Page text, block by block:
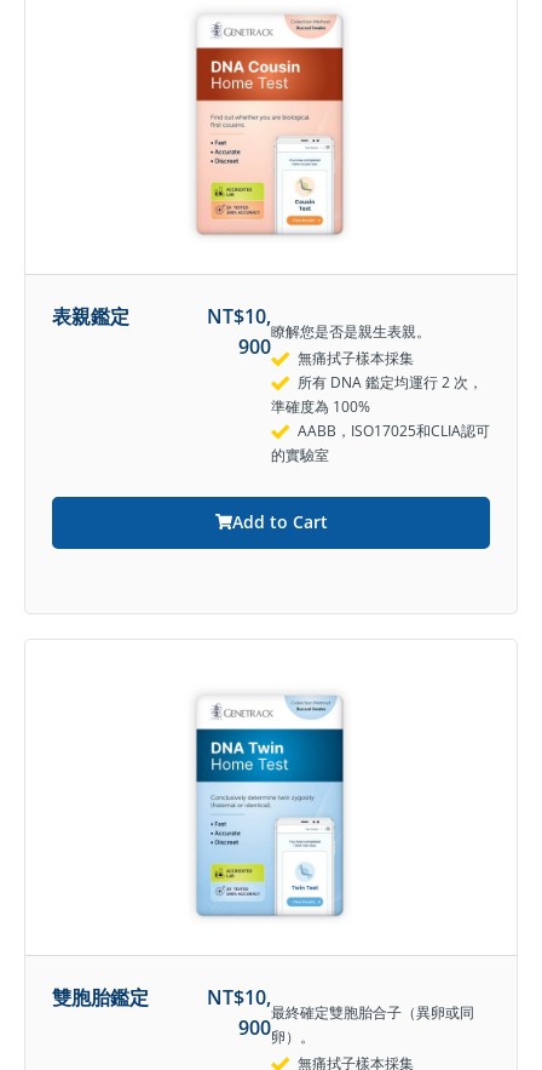
表親鑑定 NT$10,
900
瞭解您是否是親生表親。
無痛拭子樣本採集
所有 DNA 鑑定均運行 2 次，
準確度為 100%
AABB，ISO17025和CLIA認可
的實驗室
Add to Cart
雙胞胎鑑定 NT$10,
900
最終確定雙胞胎合子（異卵或同
卵）。
無痛拭子樣本採集